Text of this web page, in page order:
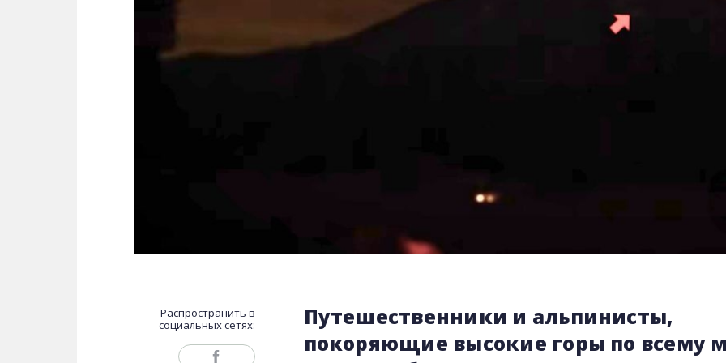
Распространить в
социальных сетях:
Путешественники и альпинисты,
покоряющие высокие горы по всему